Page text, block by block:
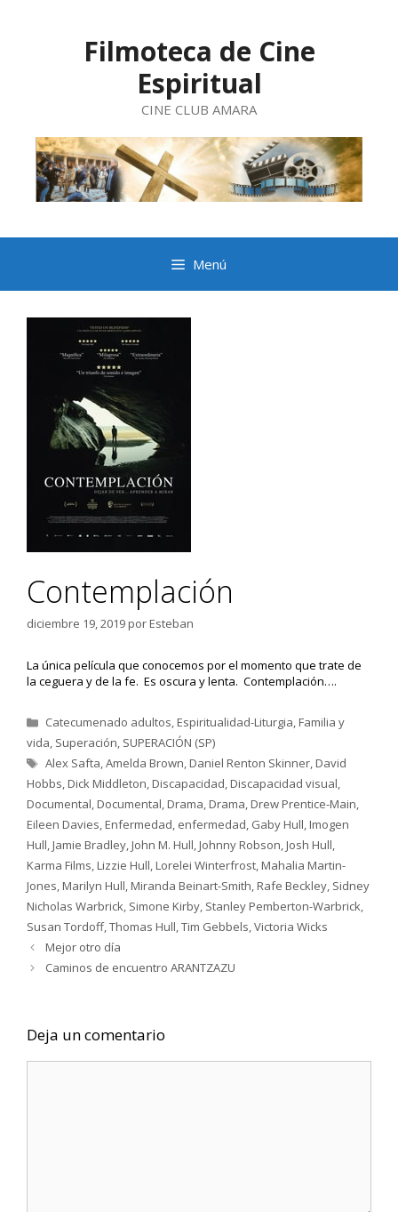
Filmoteca de Cine
Espiritual
CINE CLUB AMARA
Menú
Contemplación
diciembre 19, 2019porEsteban
La única película que conocemos por el momento que trate de
la ceguera y de la fe. Es oscura y lenta. Contemplación….
Categorías
Catecumenado adultos,Espiritualidad-Liturgia,Familia y
vida, Superación, SUPERACIÓN (SP)
Etiquetas
Alex Safta,Amelda Brown,Daniel Renton Skinner,David
Hobbs,Dick Middleton,Discapacidad,Discapacidad visual,
Documental,Documental,Drama,Drama,Drew Prentice-Main,
Eileen Davies,Enfermedad, enfermedad, Gaby Hull,Imogen
Hull,Jamie Bradley,John M. Hull,Johnny Robson,Josh Hull,
Karma Films,Lizzie Hull,Lorelei Winterfrost,Mahalia Martin-
Jones,Marilyn Hull,Miranda Beinart-Smith,Rafe Beckley, Sidney
Nicholas Warbrick, Simone Kirby, Stanley Pemberton-Warbrick,
Susan Tordoff,Thomas Hull,Tim Gebbels,Victoria Wicks
Mejor otro día
Caminos de encuentro ARANTZAZU
Deja un comentario